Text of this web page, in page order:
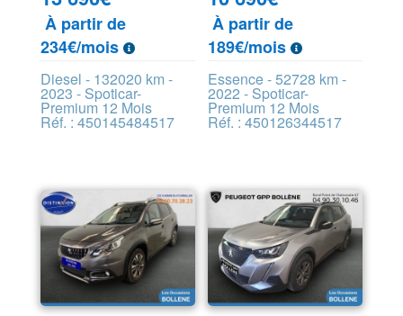
À partir de
234€/mois
Diesel - 132020 km -
2023 - Spoticar-
Premium 12 Mois
Réf. : 450145484517
À partir de
189€/mois
Essence - 52728 km -
2022 - Spoticar-
Premium 12 Mois
Réf. : 450126344517